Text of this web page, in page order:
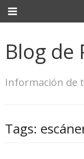
Blog de
Información de
Tags: